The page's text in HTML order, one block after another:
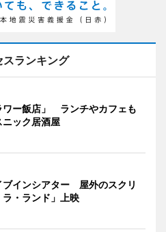
スランキング
ワー飯店」 ランチやカフェも
ック居酒屋
ブインシアター 屋外のスクリ
ラ・ランド」上映